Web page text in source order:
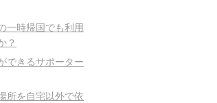
一時帰国でも利用
？
できるサポーター
所を自宅以外で依